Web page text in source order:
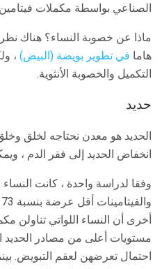
الصناعي بواسطة مكملات فيتامين E.
ماذا عن خصوبة النساء؟ هناك
هاما في تطوير بويضة (البيض) ،
التكميل والخصوبة الأنثوية.
حديد
الحديد هو معدن نحتاجه لخلق
انخفاض الحديد إلى فقر الدم ،
وفقا لدراسة واحدة ، كانت النساء
أخرى أن النساء اللواتي تناولن
مستويات أعلى من مصادر الحديد
احتمال تعرضهن لعقم التبويض.